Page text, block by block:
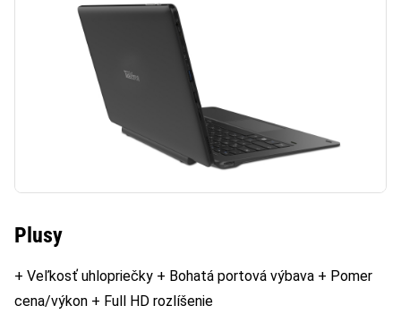
Plusy
+ Veľkosť uhlopriečky + Bohatá portová výbava + Pomer
cena/výkon + Full HD rozlíšenie